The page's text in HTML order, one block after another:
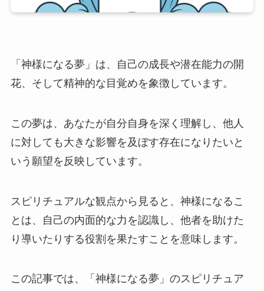
「神様になる夢」は、自己の成長や潜在能力の開
花、そして精神的な目覚めを象徴しています。
この夢は、あなたが自分自身を深く理解し、他人
に対しても大きな影響を及ぼす存在になりたいと
いう願望を反映しています。
スピリチュアルな観点から見ると、神様になるこ
とは、自己の内面的な力を認識し、他者を助けた
り導いたりする役割を果たすことを意味します。
この記事では、「神様になる夢」のスピリチュア